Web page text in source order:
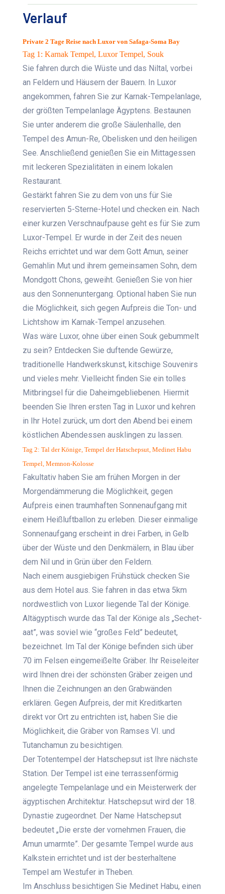
Verlauf
Private 2 Tage Reise nach Luxor von Safaga-Soma Bay
Tag 1: Karnak Tempel, Luxor Tempel, Souk
Sie fahren durch die Wüste und das Niltal, vorbei
an Feldern und Häusern der Bauern. In Luxor
angekommen, fahren Sie zur Karnak-Tempelanlage,
der größten Tempelanlage Ägyptens. Bestaunen
Sie unter anderem die große Säulenhalle, den
Tempel des Amun-Re, Obelisken und den heiligen
See. Anschließend genießen Sie ein Mittagessen
mit leckeren Spezialitäten in einem lokalen
Restaurant.
Gestärkt fahren Sie zu dem von uns für Sie
reservierten 5-Sterne-Hotel und checken ein. Nach
einer kurzen Verschnaufpause geht es für Sie zum
Luxor-Tempel. Er wurde in der Zeit des neuen
Reichs errichtet und war dem Gott Amun, seiner
Gemahlin Mut und ihrem gemeinsamen Sohn, dem
Mondgott Chons, geweiht. Genießen Sie von hier
aus den Sonnenuntergang. Optional haben Sie nun
die Möglichkeit, sich gegen Aufpreis die Ton- und
Lichtshow im Karnak-Tempel anzusehen.
Was wäre Luxor, ohne über einen Souk gebummelt
zu sein? Entdecken Sie duftende Gewürze,
traditionelle Handwerkskunst, kitschige Souvenirs
und vieles mehr. Vielleicht finden Sie ein tolles
Mitbringsel für die Daheimgebliebenen. Hiermit
beenden Sie Ihren ersten Tag in Luxor und kehren
in Ihr Hotel zurück, um dort den Abend bei einem
köstlichen Abendessen ausklingen zu lassen.
Tag 2: Tal der Könige, Tempel der Hatschepsut, Medinet Habu
Tempel, Memnon-Kolosse
Fakultativ haben Sie am frühen Morgen in der
Morgendämmerung die Möglichkeit, gegen
Aufpreis einen traumhaften Sonnenaufgang mit
einem Heißluftballon zu erleben. Dieser einmalige
Sonnenaufgang erscheint in drei Farben, in Gelb
über der Wüste und den Denkmälern, in Blau über
dem Nil und in Grün über den Feldern.
Nach einem ausgiebigen Frühstück checken Sie
aus dem Hotel aus. Sie fahren in das etwa 5km
nordwestlich von Luxor liegende Tal der Könige.
Altägyptisch wurde das Tal der Könige als „Sechet-
aat”, was soviel wie “großes Feld” bedeutet,
bezeichnet. Im Tal der Könige befinden sich über
70 im Felsen eingemeißelte Gräber. Ihr Reiseleiter
wird Ihnen drei der schönsten Gräber zeigen und
Ihnen die Zeichnungen an den Grabwänden
erklären. Gegen Aufpreis, der mit Kreditkarten
direkt vor Ort zu entrichten ist, haben Sie die
Möglichkeit, die Gräber von Ramses VI. und
Tutanchamun zu besichtigen.
Der Totentempel der Hatschepsut ist Ihre nächste
Station. Der Tempel ist eine terrassenförmig
angelegte Tempelanlage und ein Meisterwerk der
ägyptischen Architektur. Hatschepsut wird der 18.
Dynastie zugeordnet. Der Name Hatschepsut
bedeutet „Die erste der vornehmen Frauen, die
Amun umarmte”. Der gesamte Tempel wurde aus
Kalkstein errichtet und ist der besterhaltene
Tempel am Westufer in Theben.
Im Anschluss besichtigen Sie Medinet Habu, einen